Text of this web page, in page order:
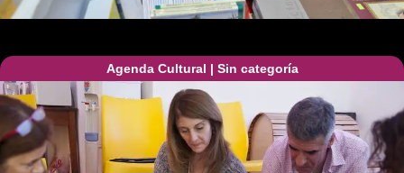
Agenda Cultural | Sin categoría